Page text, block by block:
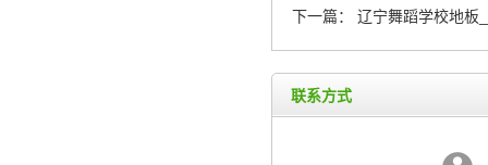
下一篇：
辽宁舞蹈学校地板
联系方式